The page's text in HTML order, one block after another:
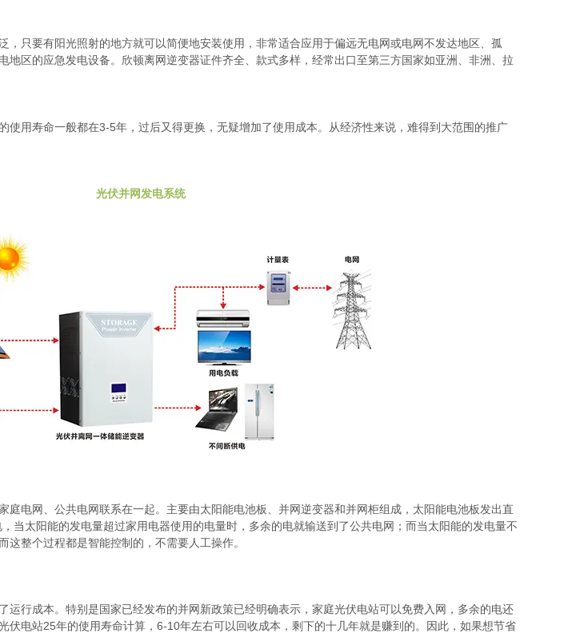
，只要有阳光照射的地方就可以简便地安装使用，非常适合应用于偏远无电网或电网不发达地区、孤
地区的应急发电设备。欣顿离网逆变器证件齐全、款式多样， 经常出口至第三方国家如亚洲、非洲、拉
使用寿命一般都在3-5年，过后又得更换，无疑增加了使用成本。从经济性来说，难得到大范围的推广
光伏并网发电系统
庭电网、公共电网联系在一起。主要由太阳能电池板、并网逆变器和并网柜组成，太阳能电池板发出直
当太阳能的发电量超过家用电器使用的电量时，多余的电就输送到了公共电网；而当太阳能的发电量不
整个过程都是智能控制的，不需要人工操作。
运行成本。特别是国家已经发布的并网新政策已经明确表示，家庭光伏电站可以免费入网，多余的电还
伏电站25年的使用寿命计算，6-10年左右可以回收成本，剩下的十几年就是赚到的。因此，如果想节省